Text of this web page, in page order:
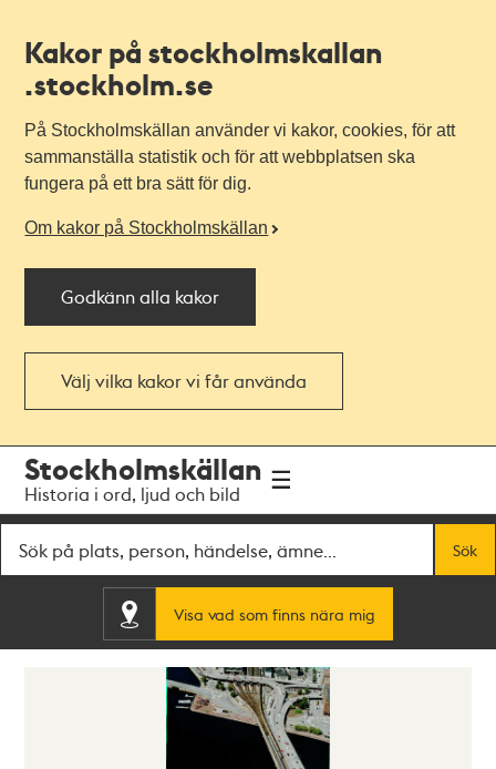
Kakor på stockholmskallan
.stockholm.se
På Stockholmskällan använder vi kakor, cookies, för att
sammanställa statistik och för att webbplatsen ska
fungera på ett bra sätt för dig.
Om kakor på Stockholmskällan
Godkänn alla kakor
Välj vilka kakor vi får använda
navigationen
huvudinnehållet
Stockholmskällan
Historia i ord, ljud och bild
Sök
Visa vad som finns nära mig